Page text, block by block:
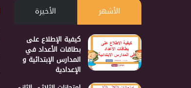
الأشهر الأخيرة
كيفية الإطلاع على
بطاقات الأعداد في
المدارس الإبتدائية و
الإعدادية